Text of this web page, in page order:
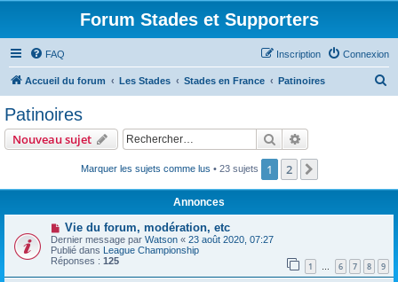
Forum Stades et Supporters
FAQ Connexion
Inscription
Accueil du forum Les Stades Stades en France Patinoires
r
Patinoires
Nouveau sujet Rechercher
Marquer les sujets comme lus • 23 sujets 1 2
Annonces
Vie du forum, modération, etc
Dernier message par Watson « 23 août 2020, 07:27
Publié dans League Championship
Réponses : 125 1 … 6 7 8 9